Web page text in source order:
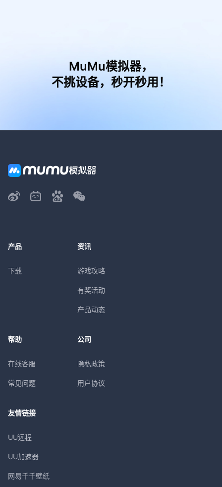
MuMu模拟器，
不挑设备，秒开秒用！
产品
下载
资讯
游戏攻略
有奖活动
产品动态
帮助
在线客服
常见问题
公司
隐私政策
用户协议
友情链接
UU远程
UU加速器
网易千千壁纸